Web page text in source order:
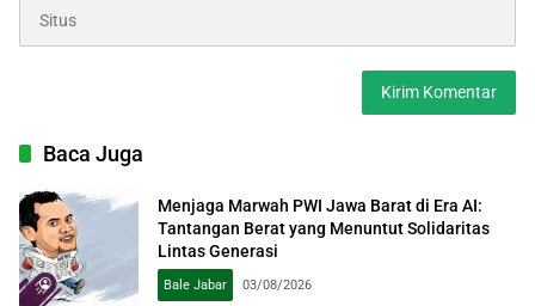
Baca Juga
Menjaga Marwah PWI Jawa Barat di Era AI:
Tantangan Berat yang Menuntut Solidaritas
Lintas Generasi
Bale Jabar 03/08/2026